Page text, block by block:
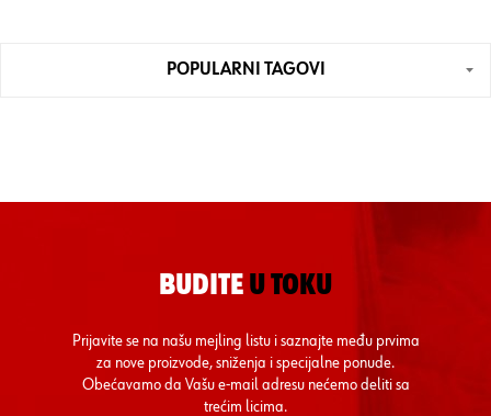
POPULARNI TAGOVI
BUDITE U TOKU
Prijavite se na našu mejling listu i saznajte među prvima
za nove proizvode, sniženja i specijalne ponude.
Obećavamo da Vašu e-mail adresu nećemo deliti sa
trećim licima.